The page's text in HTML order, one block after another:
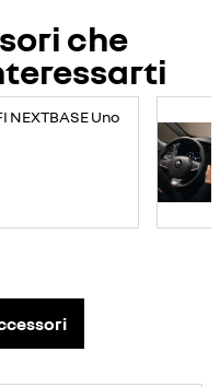
che
NEXTBASE Uno